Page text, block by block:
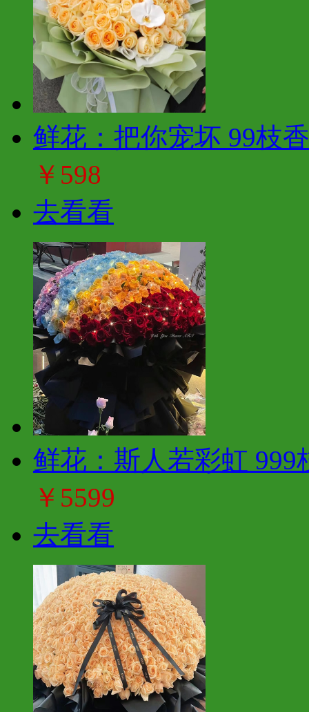
鲜花：把你宠坏 99枝
￥598
去看看
鲜花：斯人若彩虹 999
￥5599
去看看